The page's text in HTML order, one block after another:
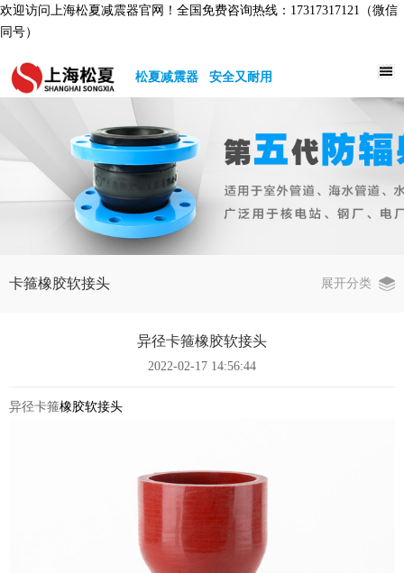
欢迎访问上海松夏减震器官网！全国免费咨询热线：17317317121（微信
同号）
松夏减震器 安全又耐用
卡箍橡胶软接头 展开分类
异径卡箍橡胶软接头
2022-02-17 14:56:44
异径卡箍橡胶软接头